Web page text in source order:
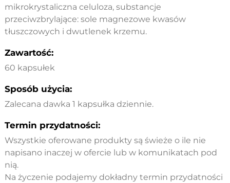
mikrokrystaliczna celuloza, substancje
przeciwzbrylające: sole magnezowe kwasów
tłuszczowych i dwutlenek krzemu.
Zawartość:
60 kapsułek
Sposób użycia:
Zalecana dawka 1 kapsułka dziennie.
Termin przydatności:
Wszystkie oferowane produkty są świeże o ile nie
napisano inaczej w ofercie lub w komunikatach pod
nią.
Na życzenie podajemy dokładny termin przydatności